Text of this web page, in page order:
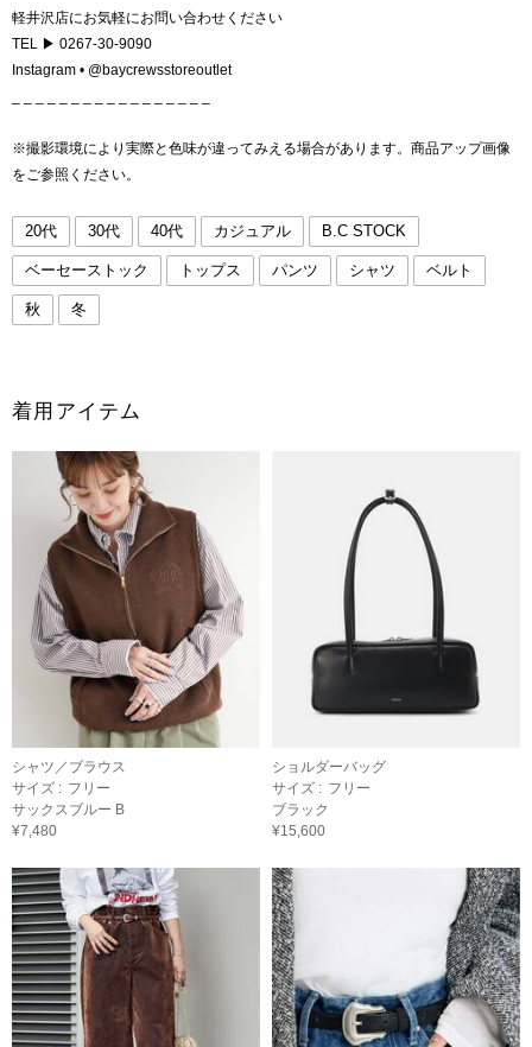
軽井沢店にお気軽にお問い合わせください
TEL ▶ 0267-30-9090
Instagram • @baycrewsstoreoutlet
※撮影環境により実際と色味が違ってみえる場合があります。商品アップ画像
をご参照ください。
20代 30代 40代 カジュアル B.C STOCK
ベーセーストック トップス パンツ シャツ ベルト
秋 冬
着用アイテム
シャツ／ブラウス
サイズ : フリー
サックスブルー B
¥7,480
ショルダーバッグ
サイズ : フリー
ブラック
¥15,600